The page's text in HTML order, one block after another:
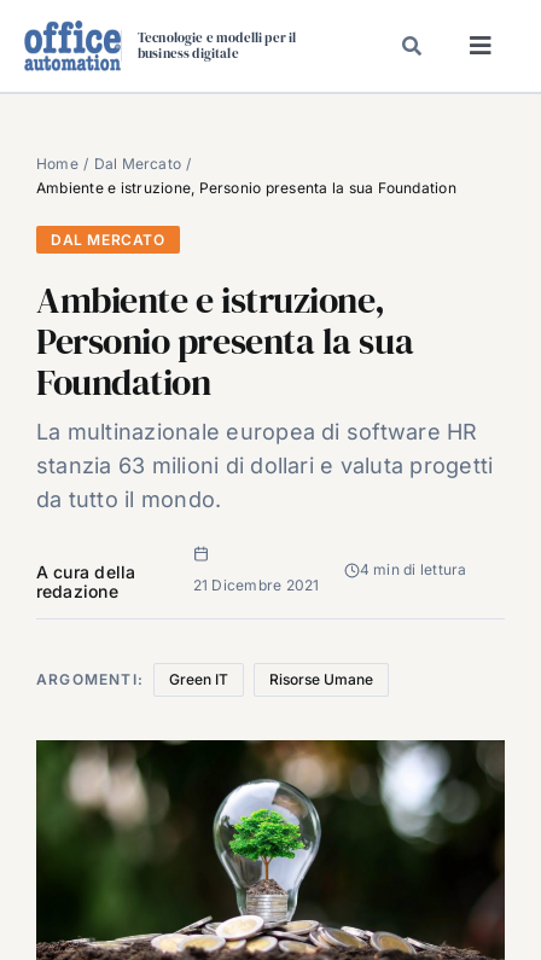
Tecnologie e modelli per il
business digitale
SPECIAL PAPER
TAVOLE ROTONDE DI REDAZIONE
DAL MERCATO
CARRIERE
VIDEO
EVENTI
CHI SIAMO
Home
Dal Mercato
Ambiente e istruzione, Personio presenta la sua Foundation
DAL MERCATO
Ambiente e istruzione,
Personio presenta la sua
Foundation
La multinazionale europea di software HR
stanzia 63 milioni di dollari e valuta progetti
da tutto il mondo.
A cura della
redazione
21 Dicembre 2021
4 min di lettura
ARGOMENTI: Green IT Risorse Umane